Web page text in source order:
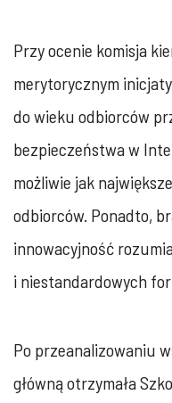
Przy ocenie komisja
merytorycznym
do wieku odbiorców
bezpieczeństwa w
możliwie jak
odbiorców. Ponadto,
innowacyjność
i niestandardowych
Po przeanalizowaniu
główną otrzymała